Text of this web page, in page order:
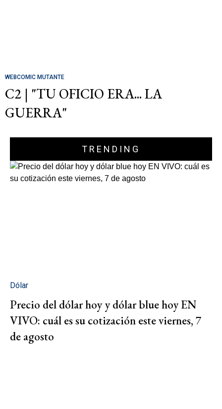
WEBCOMIC MUTANTE
C2 | "TU OFICIO ERA... LA
GUERRA"
TRENDING
Dólar
Precio del dólar hoy y dólar blue hoy EN
VIVO: cuál es su cotización este viernes, 7
de agosto